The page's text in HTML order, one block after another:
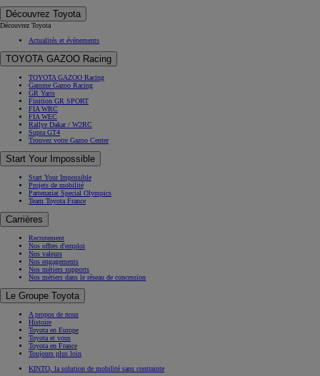
Découvrez Toyota
Découvrez Toyota
Actualités et évènements
TOYOTA GAZOO Racing
TOYOTA GAZOO Racing
Gamme Gazoo Racing
GR Yaris
Finition GR SPORT
FIA WRC
FIA WEC
Rallye Dakar / W2RC
Supra GT4
Trouvez votre Gazoo Center
Start Your Impossible
Start Your Impossible
Projets de mobilité
Partenariat Special Olympics
Team Toyota France
Carrières
Recrutement
Nos offres d'emploi
Nos valeurs
Nos engagements
Nos métiers supports
Nos métiers dans le réseau de concession
Le Groupe Toyota
A propos de nous
Histoire
Toyota en Europe
Toyota et vous
Toyota en France
Toujours plus loin
KINTO, la solution de mobilité sans contrainte